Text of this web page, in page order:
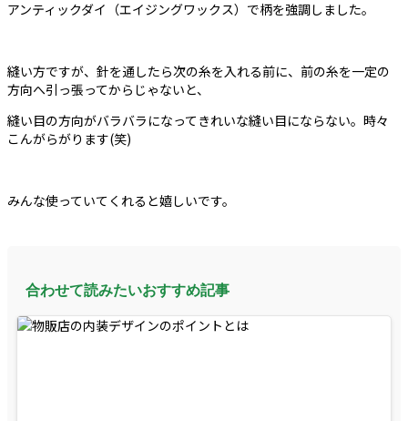
アンティックダイ（エイジングワックス）で柄を強調しました。
縫い方ですが、針を通したら次の糸を入れる前に、前の糸を一定の
方向へ引っ張ってからじゃないと、
縫い目の方向がバラバラになってきれいな縫い目にならない。時々
こんがらがります(笑)
みんな使っていてくれると嬉しいです。
合わせて読みたいおすすめ記事